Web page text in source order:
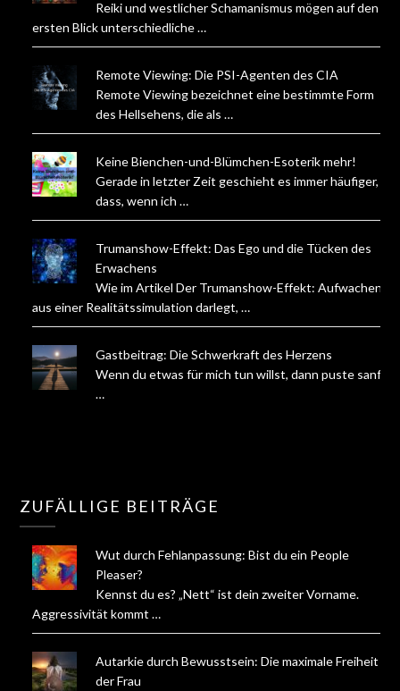
Reiki und westlicher Schamanismus mögen auf den
ersten Blick unterschiedliche …
Remote Viewing: Die PSI-Agenten des CIA
Remote Viewing bezeichnet eine bestimmte Form
des Hellsehens, die als …
Keine Bienchen-und-Blümchen-Esoterik mehr!
Gerade in letzter Zeit geschieht es immer häufiger,
dass, wenn ich …
Trumanshow-Effekt: Das Ego und die Tücken des
Erwachens
Wie im Artikel Der Trumanshow-Effekt: Aufwachen
aus einer Realitätssimulation darlegt, …
Gastbeitrag: Die Schwerkraft des Herzens
Wenn du etwas für mich tun willst, dann puste sanft
…
ZUFÄLLIGE BEITRÄGE
Wut durch Fehlanpassung: Bist du ein People
Pleaser?
Kennst du es? „Nett“ ist dein zweiter Vorname.
Aggressivität kommt …
Autarkie durch Bewusstsein: Die maximale Freiheit
der Frau